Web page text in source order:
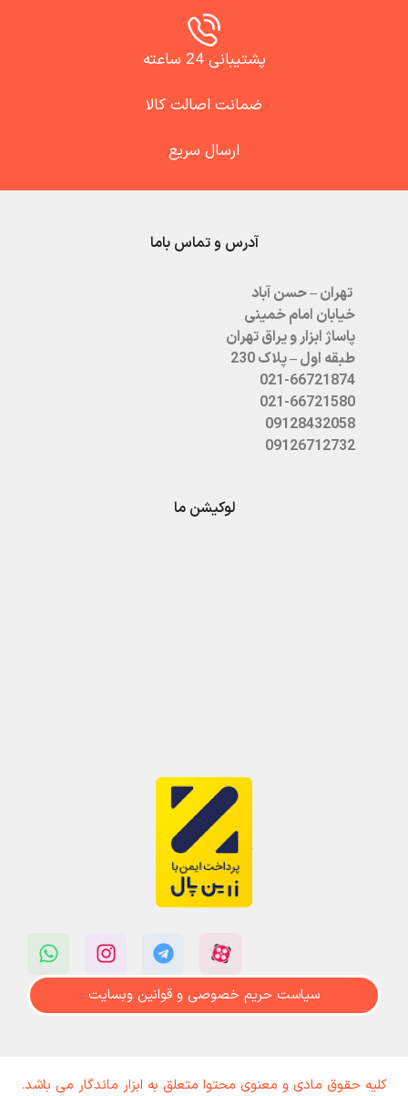
پشتیبانی 24 ساعته
ضمانت اصالت کالا
ارسال سریع
آدرس و تماس باما
تهران – حسن آباد
خیابان امام خمینی
پاساژ ابزار و یراق تهران
طبقه اول – پلاک 230
021-66721874
021-66721580
09128432058
09126712732
لوکیشن ما
سیاست حریم خصوصی و قوانین وبسایت
کلیه حقوق مادی و معنوی محتوا متعلق به ابزار ماندگار می باشد.